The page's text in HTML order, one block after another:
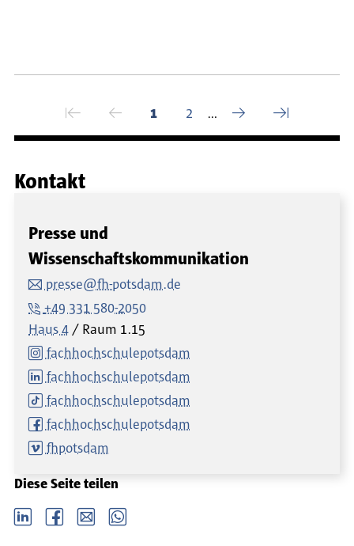
Erste Seite
⇤ Vorherige Seite
← Aktuelle Seite
1 Seite
2 … Nächste Seite
→ Letzte Seite
⇥
Kontakt
Presse und
Wissenschaftskommunikation
presse@fh-potsdam.de
+49 331 580-2050
Haus 4
Raum 1.15
fachhochschulepotsdam
fachhochschulepotsdam
fachhochschulepotsdam
fachhochschulepotsdam
fhpotsdam
Diese Seite teilen
LinkedIn Facebook email Whatsapp